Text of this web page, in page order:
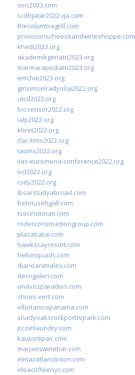
sinc2023.com
scdlqatar2022-qa.com
thecolumbiagrill.com
provisionscheeseandwineshoppe.com
khedi2023.org
akademikgeriatri2023.org
marmarapediatri2023.org
emchie2023.org
girisimselradyoloji2022.org
utcd2022.org
biosensor2022.org
ialp2022.org
klivet2022.org
ifac-hms2022.org
taoms2022.org
iias-euromena-conference2022.org
ivd2022.org
csity2022.org
ibsarstudyabroad.com
bennusehgall.com
tsecincinnati.com
roderconstructiongroup.com
plazabatai.com
hawkscayresort.com
hellonquads.com
diarioanimales.com
decogaleri.com
unavozparadios.com
shoes-vert.com
elbotanicopanama.com
shadyoaksrockportrvpark.com
jccoinlaundry.com
kautorepair.com
marjaeswinebar.com
elmazatlanclinton.com
ideacoffeenyc.com